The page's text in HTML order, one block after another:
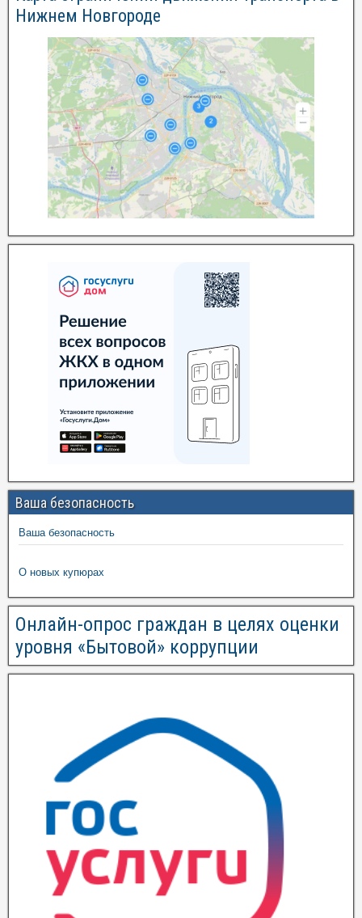
Нижнем Новгороде
Ваша безопасность
Ваша безопасность
О новых купюрах
Онлайн-опрос граждан в целях оценки
уровня «Бытовой» коррупции